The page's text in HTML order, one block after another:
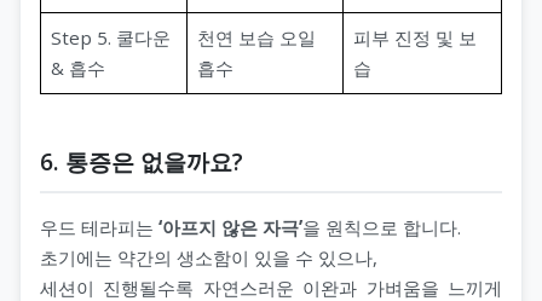
Step 5. 쿨다운
& 흡수
천연 보습 오일
흡수
피부 진정 및 보
습
6. 통증은 없을까요?
우드 테라피는 ‘아프지 않은 자극’을 원칙으로 합니다.
초기에는 약간의 생소함이 있을 수 있으나,
세션이 진행될수록 자연스러운 이완과 가벼움을 느끼게